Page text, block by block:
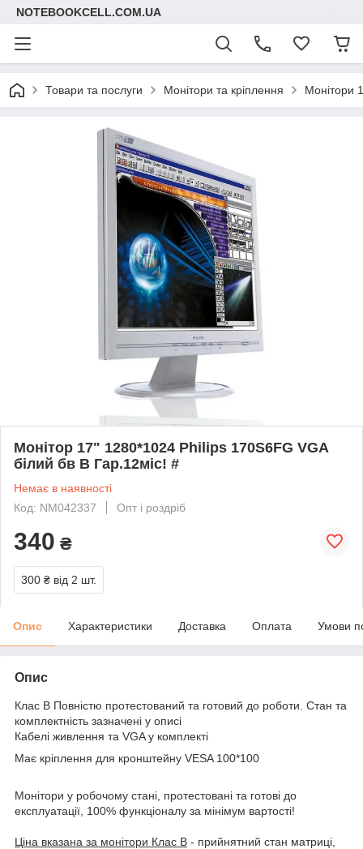
NOTEBOOKCELL.COM.UA
Товари та послуги Монітори та кріплення Монітори
Монітор 17" 1280*1024 Philips 170S6FG VGA
білий бв B Гар.12міс! #
Немає в наявності
Код: NM042337
Опт і роздріб
340 ₴
300 ₴ від 2 шт.
Опис Характеристики Доставка Оплата Умови
Опис
Клас B Повністю протестований та готовий до роботи. Стан та
комплектність зазначені у описі
Кабелі живлення та VGA у комплекті
Має кріплення для кронштейну VESA 100*100
Монітори у робочому стані, протестовані та готові до
експлуатації, 100% функціоналу за мінімум вартості!
Ціна вказана за монітори Клас B - прийнятний стан матриці,